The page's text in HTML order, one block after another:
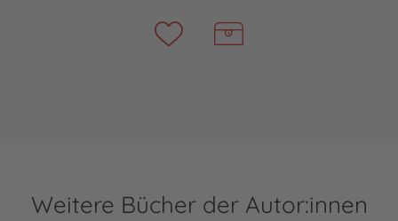
Weitere Bücher der Autor:innen